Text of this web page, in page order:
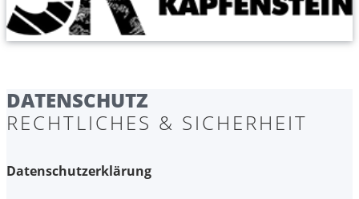
DATENSCHUTZ
RECHTLICHES & SICHERHEIT
Datenschutzerklärung